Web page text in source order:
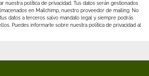
nuestra política de privacidad. Tus datos serán gestionados
en Mailchimp, nuestro proveedor de mailing. No
datos a terceros salvo mandato legal y siempre podrás
Puedes informarte sobre nuestra política de privacidad al